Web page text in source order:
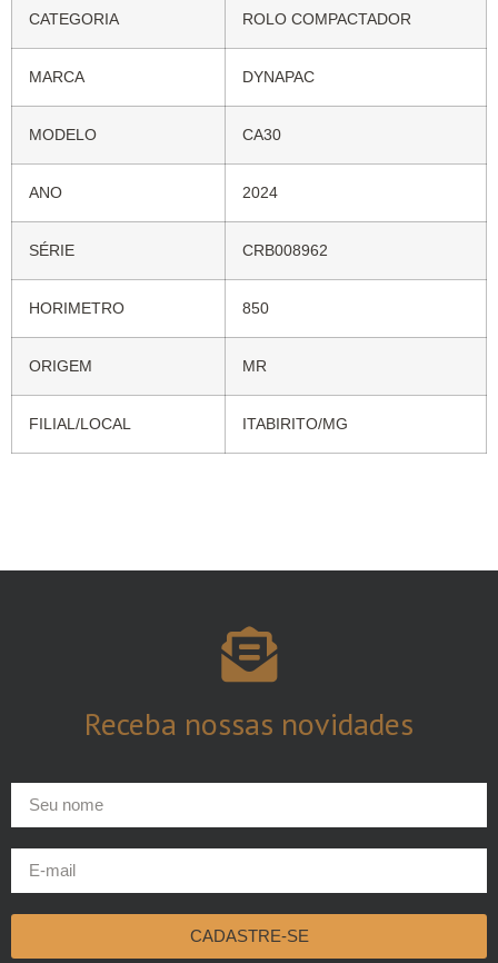
CATEGORIA ROLO COMPACTADOR
MARCA DYNAPAC
MODELO CA30
ANO 2024
SÉRIE CRB008962
HORIMETRO 850
ORIGEM MR
FILIAL/LOCAL ITABIRITO/MG
Receba nossas novidades
CADASTRE-SE